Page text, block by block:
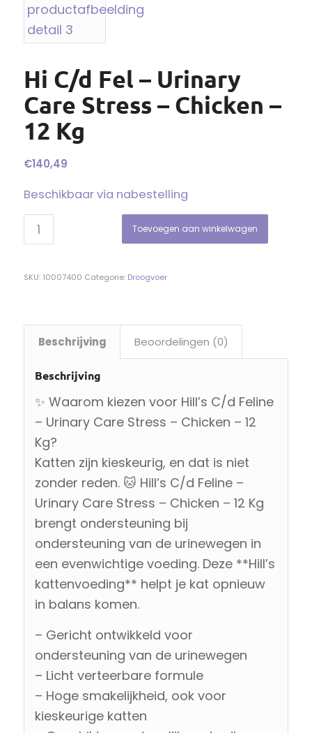
Hi C/d Fel – Urinary
Care Stress – Chicken –
12 Kg
€140,49
Beschikbaar via nabestelling
Toevoegen aan winkelwagen
SKU: 10007400 Categorie: Droogvoer
Beschrijving Beoordelingen (0)
Beschrijving
✨ Waarom kiezen voor Hill’s C/d Feline
– Urinary Care Stress – Chicken – 12
Kg?
Katten zijn kieskeurig, en dat is niet
zonder reden. 🐱 Hill’s C/d Feline –
Urinary Care Stress – Chicken – 12 Kg
brengt ondersteuning bij
ondersteuning van de urinewegen in
een evenwichtige voeding. Deze **Hill’s
kattenvoeding** helpt je kat opnieuw
in balans komen.
– Gericht ontwikkeld voor
ondersteuning van de urinewegen
– Licht verteerbare formule
– Hoge smakelijkheid, ook voor
kieskeurige katten